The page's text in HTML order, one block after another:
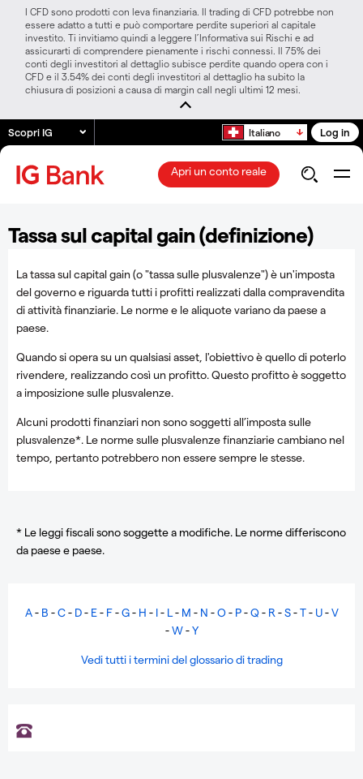
I CFD sono prodotti con leva finanziaria. Il trading di CFD potrebbe non
essere adatto a tutti e può comportare perdite superiori al capitale
investito. Ti invitiamo quindi a leggere l’Informativa sui Rischi e ad
assicurarti di comprendere pienamente i rischi connessi. Il 75% dei
conti degli investitori al dettaglio subisce perdite quando opera con i
CFD e il 3.54% dei conti degli investitori al dettaglio ha subito la
chiusura di posizioni a causa di margin call negli ultimi 12 mesi.
Scopri IG Italiano Log in
Apri un conto reale
Tassa sul capital gain (definizione)
La tassa sul capital gain (o "tassa sulle plusvalenze") è un'imposta
del governo e riguarda tutti i profitti realizzati dalla compravendita
di attività finanziarie. Le norme e le aliquote variano da paese a
paese.
Quando si opera su un qualsiasi asset, l'obiettivo è quello di poterlo
rivendere, realizzando così un profitto. Questo profitto è soggetto
a imposizione sulle plusvalenze.
Alcuni prodotti finanziari non sono soggetti all’imposta sulle
plusvalenze*. Le norme sulle plusvalenze finanziarie cambiano nel
tempo, pertanto potrebbero non essere sempre le stesse.
* Le leggi fiscali sono soggette a modifiche. Le norme differiscono
da paese e paese.
A- B -C- D- E- F-G- H - I- L- M - N -O- P-Q- R -S-T- U-V
-W-Y
Vedi tutti i termini del glossario di trading